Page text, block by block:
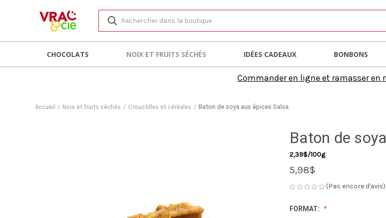
CHOCOLATS NOIX ET FRUITS SÉCHÉS IDÉES CADEAUX BONBONS
Commander en ligne et ramasser en
Accueil Noix et fruits séchés Croustilles et céréales Baton de soya aux épices Salsa
Baton de
2,39$/100g
5,98$
(Pas encore d'avis)
FORMAT: